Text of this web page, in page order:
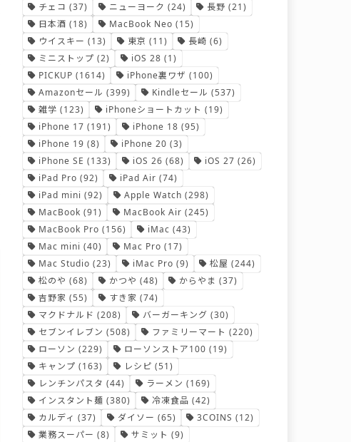
チェコ (37) ニューヨーク (24) 長野 (21)
日本酒 (18) MacBook Neo (15)
ウイスキー (13) 東京 (11) 長崎 (6)
ミニストップ (2) iOS 28 (1)
PICKUP (1614) iPhone裏ワザ (100)
Amazonセール (399) Kindleセール (537)
雑学 (123) iPhoneショートカット (19)
iPhone 17 (191) iPhone 18 (95)
iPhone 19 (8) iPhone 20 (3)
iPhone SE (133) iOS 26 (68) iOS 27 (26)
iPad Pro (92) iPad Air (74)
iPad mini (92) Apple Watch (298)
MacBook (91) MacBook Air (245)
MacBook Pro (156) iMac (43)
Mac mini (40) Mac Pro (17)
Mac Studio (23) iMac Pro (9) 松屋 (244)
松のや (68) かつや (48) からやま (37)
吉野家 (55) すき家 (74)
マクドナルド (208) バーガーキング (30)
セブンイレブン (508) ファミリーマート (220)
ローソン (229) ローソンストア100 (19)
キャンプ (163) レシピ (51)
レンチンパスタ (44) ラーメン (169)
インスタント麺 (380) 冷凍食品 (42)
カルディ (37) ダイソー (65) 3COINS (12)
業務スーパー (8) サミット (9)